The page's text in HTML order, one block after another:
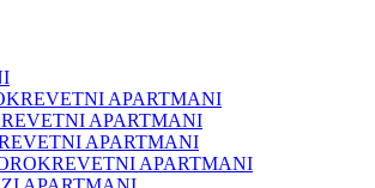
APARTMANI
APARTMANI
APARTMANI
APARTMANI